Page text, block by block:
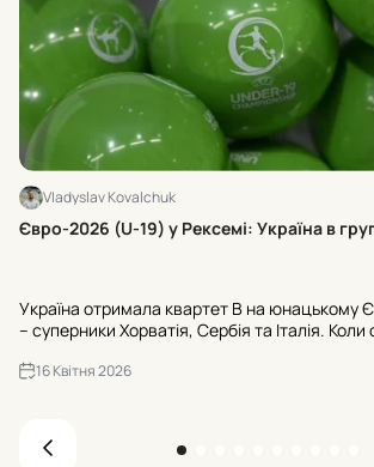
Vladyslav Kovalchuk
Євро-2026 (U-19) у Рексемі: Україна в
Україна отримала квартет В на юнацькому
– суперники Хорватія, Сербія та Італія. Коли
16 Квітня 2026